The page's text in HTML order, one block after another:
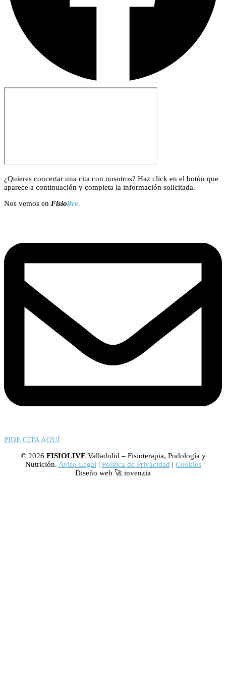
¿Quieres concertar una cita con nosotros? Haz click en el botón que
aparece a continuación y completa la información solicitada.
Nos vemos en Fisiolive.
PIDE CITA AQUÍ
© 2026 FISIOLIVEValladolid – Fisioterapia, Podología y
Nutrición. Aviso Legal | Política de Privacidad | Cookies
Diseño web 🚀 invenzia